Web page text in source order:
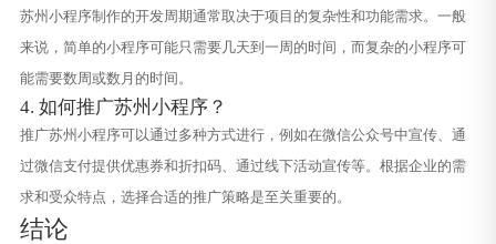
苏州小程序制作的开发周期通常取决于项目的复杂性和功能需求。一般
来说，简单的小程序可能只需要几天到一周的时间，而复杂的小程序可
能需要数周或数月的时间。
4. 如何推广苏州小程序？
推广苏州小程序可以通过多种方式进行，例如在微信公众号中宣传、通
过微信支付提供优惠券和折扣码、通过线下活动宣传等。根据企业的需
求和受众特点，选择合适的推广策略是至关重要的。
结论